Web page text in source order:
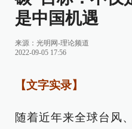
是中国机遇
来源： 光明网-理论频道
2022-09-05 17:56
【文字实录】
随着近年来全球台风